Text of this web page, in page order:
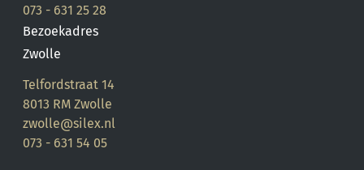
geopend blijft en u graag verder helpt.
Vanaf dinsdag 11 augustus 2026 staan wij
073 - 631 25 28
Bezoekadres
Zwolle
Telfordstraat 14
8013 RM Zwolle
zwolle@silex.nl
073 - 631 54 05